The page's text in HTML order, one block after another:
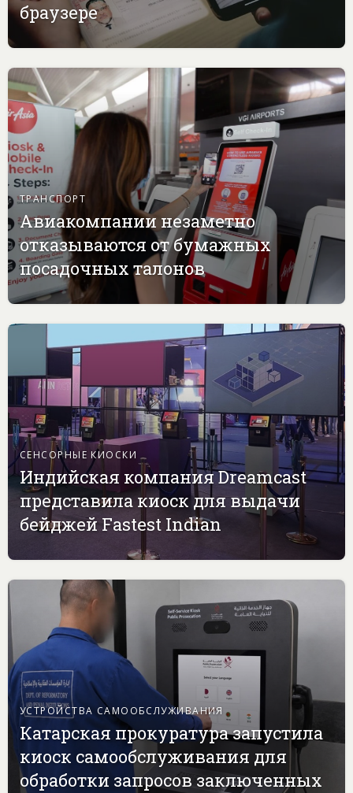
браузере
ТРАНСПОРТ
Авиакомпании незаметно
отказываются от бумажных
посадочных талонов
СЕНСОРНЫЕ КИОСКИ
Индийская компания Dreamcast
представила киоск для выдачи
бейджей Fastest Indian
УСТРОЙСТВА САМООБСЛУЖИВАНИЯ
Катарская прокуратура запустила
киоск самообслуживания для
обработки запросов заключенных